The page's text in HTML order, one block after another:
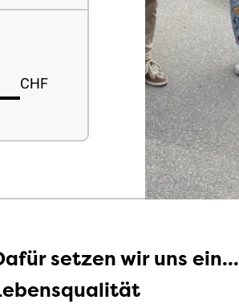
CHF
setzen wir uns ein...